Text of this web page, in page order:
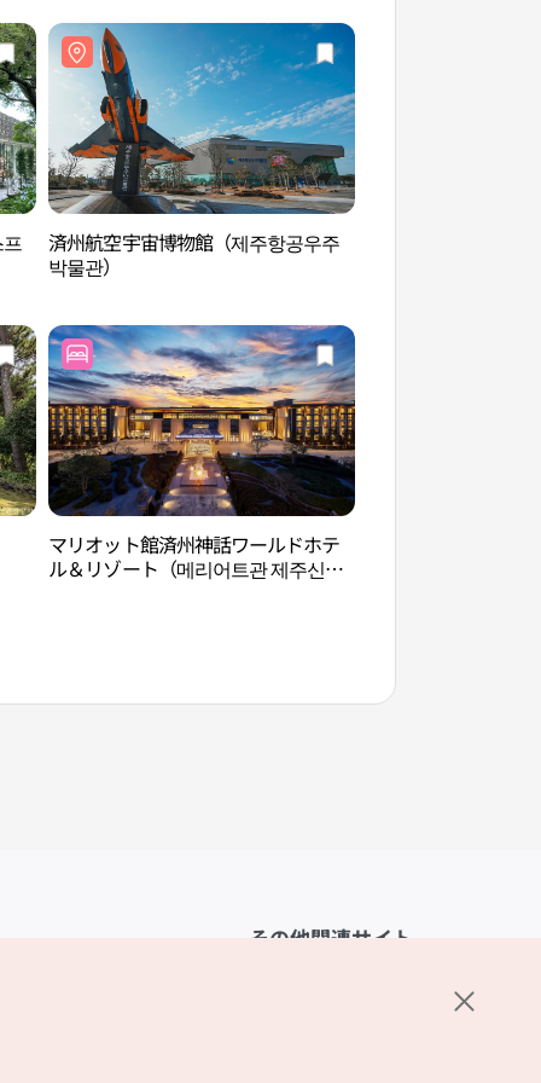
済州航空宇宙博物館（제주항공우주
박물관）
マリオット館済州神話ワールドホテ
ル＆リゾート（메리어트관 제주신화
その他関連サイト